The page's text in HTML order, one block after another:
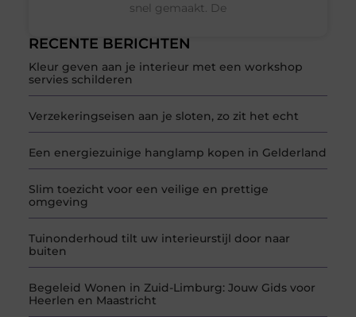
RECENTE BERICHTEN
Kleur geven aan je interieur met een workshop
servies schilderen
Verzekeringseisen aan je sloten, zo zit het echt
Een energiezuinige hanglamp kopen in Gelderland
Slim toezicht voor een veilige en prettige
omgeving
Tuinonderhoud tilt uw interieurstijl door naar
buiten
Begeleid Wonen in Zuid-Limburg: Jouw Gids voor
Heerlen en Maastricht
snel gemaakt. De